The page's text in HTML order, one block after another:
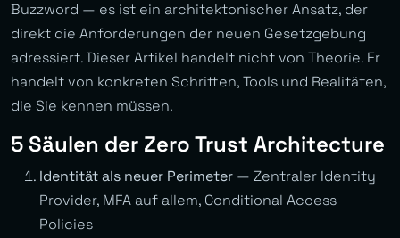
Buzzword — es ist ein architektonischer Ansatz, der
direkt die Anforderungen der neuen Gesetzgebung
adressiert. Dieser Artikel handelt nicht von Theorie. Er
handelt von konkreten Schritten, Tools und Realitäten,
die Sie kennen müssen.
5 Säulen der Zero Trust Architecture
Identität als neuer Perimeter — Zentraler Identity
Provider, MFA auf allem, Conditional Access
Policies